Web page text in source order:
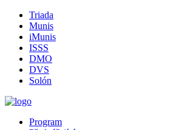
Triada
Munis
iMunis
ISSS
DMO
DVS
Solón
Program